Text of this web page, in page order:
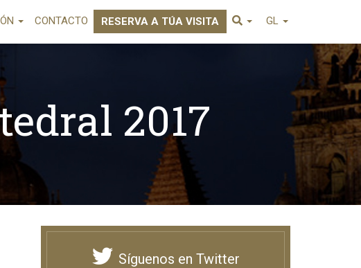
CONTACTO RESERVA A TÚA VISITA GL
2017
Síguenos en Twitter